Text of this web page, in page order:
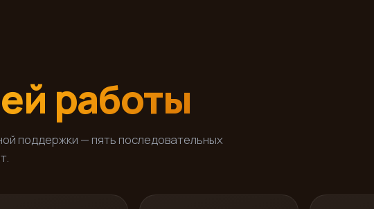
работы
поддержки — пять последовательных